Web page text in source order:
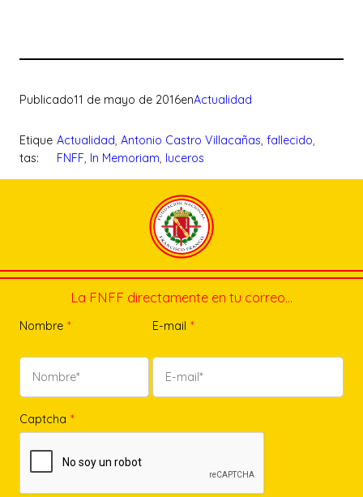
Publicado11 de mayo de 2016enActualidad
Etique
tas:
Actualidad, Antonio Castro Villacañas, fallecido
FNFF, In Memoriam, luceros
La FNFF directamente en tu correo…
Nombre * E-mail *
Captcha *